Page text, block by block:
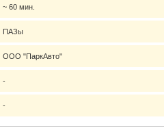
~ 60 мин.
ПАЗы
ООО "ПаркАвто"
-
-